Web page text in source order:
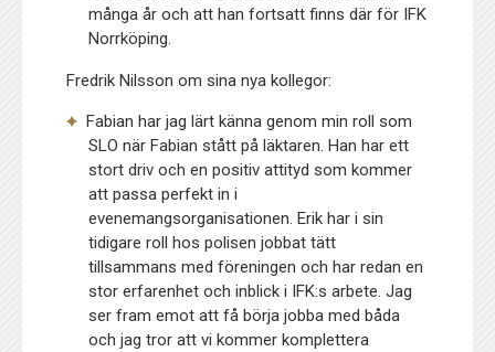
många år och att han fortsatt finns där för IFK
Norrköping.
Fredrik Nilsson om sina nya kollegor:
Fabian har jag lärt känna genom min roll som
SLO när Fabian stått på läktaren. Han har ett
stort driv och en positiv attityd som kommer
att passa perfekt in i
evenemangsorganisationen. Erik har i sin
tidigare roll hos polisen jobbat tätt
tillsammans med föreningen och har redan en
stor erfarenhet och inblick i IFK:s arbete. Jag
ser fram emot att få börja jobba med båda
och jag tror att vi kommer komplettera